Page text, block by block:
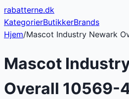
rabatterne.dk
KategorierButikkerBrands
Hjem/Mascot Industry Newark
Mascot
Overall 10569-